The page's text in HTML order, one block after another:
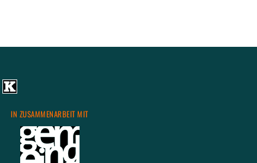
IN ZU­SAM­MEN­AR­BEIT MIT